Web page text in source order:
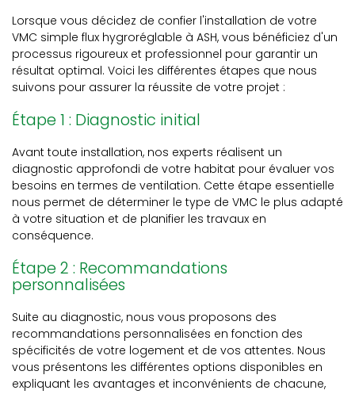
Lorsque vous décidez de confier l'installation de votre
VMC simple flux hygroréglable à ASH, vous bénéficiez d'un
processus rigoureux et professionnel pour garantir un
résultat optimal. Voici les différentes étapes que nous
suivons pour assurer la réussite de votre projet :
Étape 1 : Diagnostic initial
Avant toute installation, nos experts réalisent un
diagnostic approfondi de votre habitat pour évaluer vos
besoins en termes de ventilation. Cette étape essentielle
nous permet de déterminer le type de VMC le plus adapté
à votre situation et de planifier les travaux en
conséquence.
Étape 2 : Recommandations
personnalisées
Suite au diagnostic, nous vous proposons des
recommandations personnalisées en fonction des
spécificités de votre logement et de vos attentes. Nous
vous présentons les différentes options disponibles en
expliquant les avantages et inconvénients de chacune,